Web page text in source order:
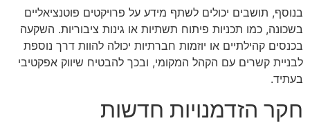
בנוסף, תושבים יכולים לשתף מידע על פרויקטים פוטנציאליים
בשכונה, כמו תכניות פיתוח תשתיות או גינות ציבוריות. השקעה
בכנסים קהילתיים או יוזמות חברתיות יכולה להוות דרך נוספת
לבניית קשרים עם הקהל המקומי, ובכך להבטיח שיווק אפקטיבי
בעתיד.
חקר הזדמנויות חדשות